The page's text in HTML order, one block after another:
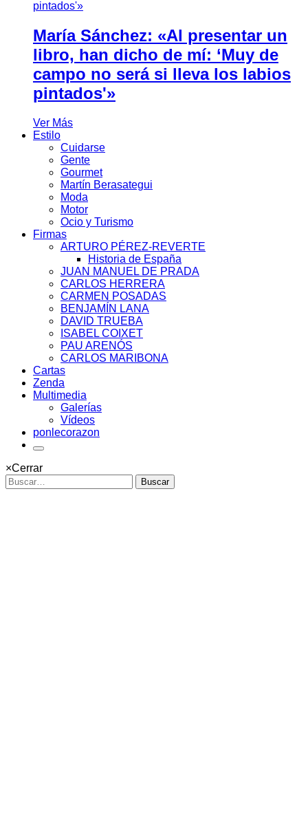
María Sánchez: «Al presentar un
libro, han dicho de mí: ‘Muy de
campo no será si lleva los labios
pintados'»
Ver Más
Estilo
Cuidarse
Gente
Gourmet
Martín Berasategui
Moda
Motor
Ocio y Turismo
Firmas
ARTURO PÉREZ-REVERTE
Historia de España
JUAN MANUEL DE PRADA
CARLOS HERRERA
CARMEN POSADAS
BENJAMÍN LANA
DAVID TRUEBA
ISABEL COIXET
PAU ARENÓS
CARLOS MARIBONA
Cartas
Zenda
Multimedia
Galerías
Vídeos
ponlecorazon
×Cerrar
Buscar